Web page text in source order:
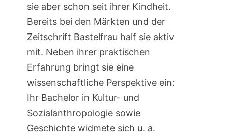
sie aber schon seit ihrer Kindheit.
Bereits bei den Märkten und der
Zeitschrift Bastelfrau half sie aktiv
mit. Neben ihrer praktischen
Erfahrung bringt sie eine
wissenschaftliche Perspektive ein:
Ihr Bachelor in Kultur- und
Sozialanthropologie sowie
Geschichte widmete sich u. a.